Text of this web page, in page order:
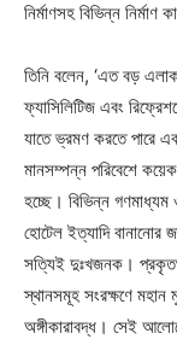
নির্মাণসহ বিভিন্ন নির্মাণ
তিনি বলেন, ‘এত বড়
ফ্যাসিলিটিজ এবং
যাতে ভ্রমণ করতে পারে
মানসম্পন্ন পরিবেশে
হচ্ছে। বিভিন্ন গণমাধ্যম
হােটেল ইত্যাদি
সত্যিই দুঃখজনক।
স্থানসমূহ সংরক্ষণে মহান
অঙ্গীকারাবদ্ধ। সেই